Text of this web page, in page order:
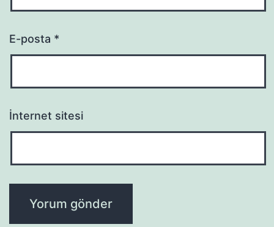
E-posta *
İnternet sitesi